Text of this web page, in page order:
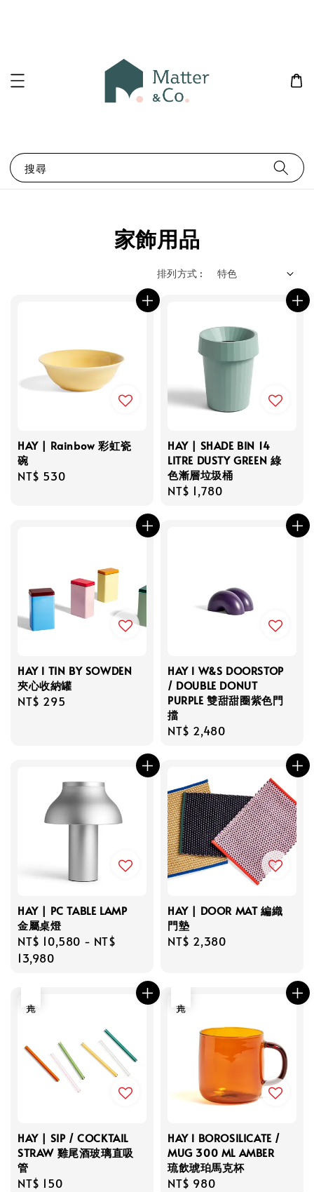
搜尋
家飾用品
排列方式 :
HAY | Rainbow 彩虹瓷
碗
Regular
NT$ 530
HAY | SHADE BIN 14
LITRE DUSTY GREEN 綠
色漸層垃圾桶
Regular
NT$ 1,780
HAY l TIN BY SOWDEN
夾心收納罐
Regular
NT$ 295
HAY l W&S DOORSTOP
/ DOUBLE DONUT
PURPLE 雙甜甜圈紫色門
擋
Regular
NT$ 2,480
HAY | PC TABLE LAMP
金屬桌燈
Regular
price
NT$ 10,580 - NT$
13,980
HAY | DOOR MAT 編織
門墊
Regular
NT$ 2,380
HAY | SIP / COCKTAIL
STRAW 雞尾酒玻璃直吸
管
Regular
NT$ 150
HAY l BOROSILICATE /
MUG 300 ML AMBER
琉飲琥珀馬克杯
Regular
NT$ 980